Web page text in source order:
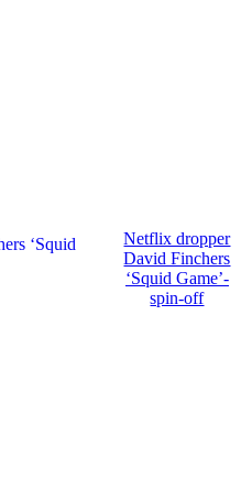
Netflix dropper
David Finchers
‘Squid Game’-
spin-off